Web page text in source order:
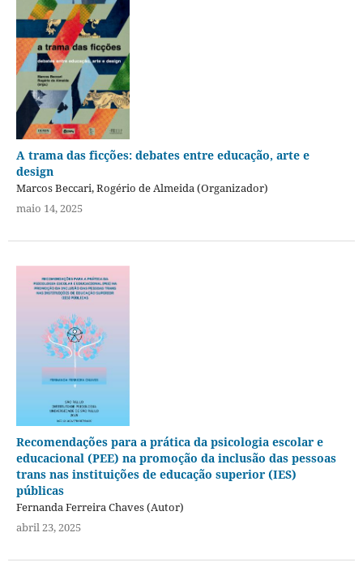
A trama das ficções: debates entre educação, arte e
design
Marcos Beccari, Rogério de Almeida (Organizador)
maio 14, 2025
Recomendações para a prática da psicologia escolar e
educacional (PEE) na promoção da inclusão das pessoas
trans nas instituições de educação superior (IES)
públicas
Fernanda Ferreira Chaves (Autor)
abril 23, 2025